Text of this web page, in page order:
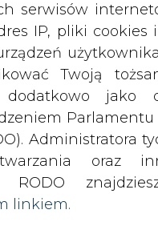
KADROWE NA
serwisów
IP, pliki cookies
Twoją
jako
Administratora
oraz
RODO
linkiem.